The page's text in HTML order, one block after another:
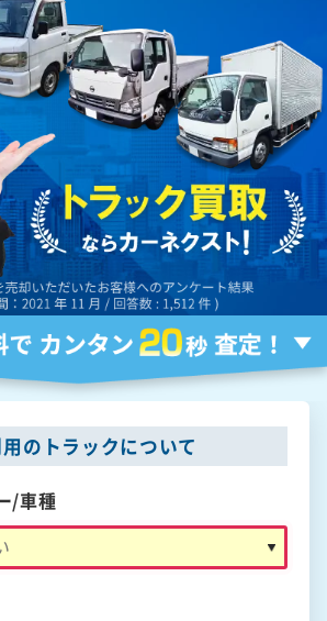
のトラックについて
/車種